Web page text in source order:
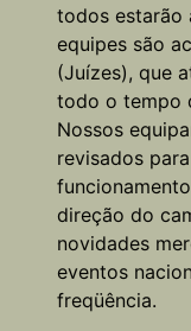
todos estarão
equipes são
(Juízes), que
todo o tempo
Nossos
revisados
direção do
novidades
eventos
freqüência.